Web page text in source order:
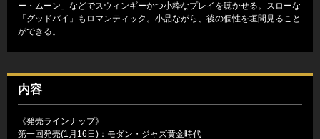
ー・ムーン」などでスウィンギーかつ小粋なプレイを聴かせる。スローな
「グッドバイ」もロマンティック。小品ながら、後の個性を垣間見ること
ができる。
内容
《発売ラインナップ》
第一回発売(1月16日)：モダン・ジャズ黄金時代